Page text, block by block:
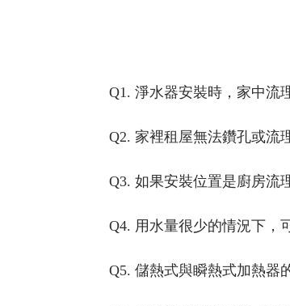
Q1. 淨水器安裝時，家中流
Q2. 家裡租屋無法鑽孔或流
Q3. 如果安裝位置是廚房流
Q4. 用水量很少的情況下，
Q5. 儲熱式與瞬熱式加熱器